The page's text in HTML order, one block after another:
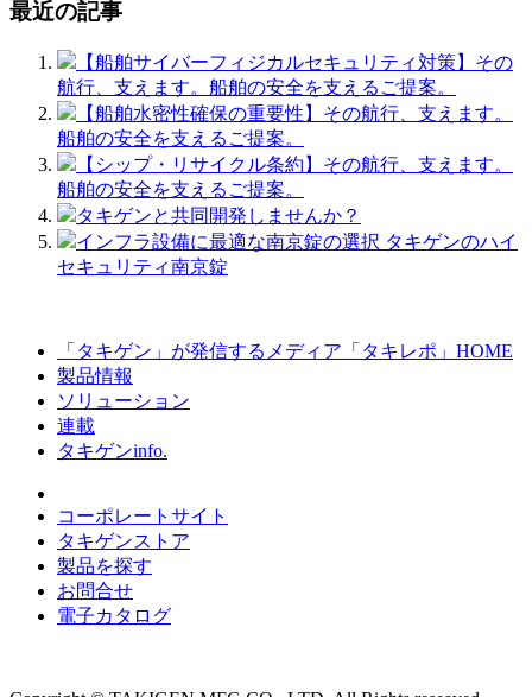
最近の記事
【船舶サイバーフィジカルセキュリティ対策】その
航行、支えます。船舶の安全を支えるご提案。
【船舶水密性確保の重要性】その航行、支えます。
船舶の安全を支えるご提案。
【シップ・リサイクル条約】その航行、支えます。
船舶の安全を支えるご提案。
タキゲンと共同開発しませんか？
インフラ設備に最適な南京錠の選択 タキゲンのハイ
セキュリティ南京錠
「タキゲン」が発信するメディア「タキレポ」HOME
製品情報
ソリューション
連載
タキゲンinfo.
コーポレートサイト
タキゲンストア
製品を探す
お問合せ
電子カタログ